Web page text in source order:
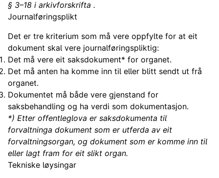
§ 3–18 i arkivforskrifta .
Journalføringsplikt
Det er tre kriterium som må vere oppfylte for at eit
dokument skal vere journalføringspliktig:
Det må vere eit saksdokument* for organet.
Det må anten ha komme inn til eller blitt sendt ut frå
organet.
Dokumentet må både vere gjenstand for
saksbehandling og ha verdi som dokumentasjon.
*) Etter offentleglova er saksdokumenta til
forvaltninga dokument som er utferda av eit
forvaltningsorgan, og dokument som er komme inn til
eller lagt fram for eit slikt organ.
Tekniske løysingar